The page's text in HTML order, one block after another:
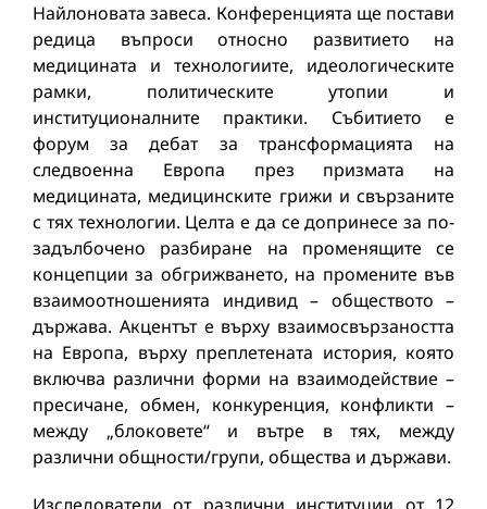
Найлоновата завеса. Конференцията ще постави
редица въпроси относно развитието на
медицината и технологиите, идеологическите
рамки, политическите утопии и
институционалните практики. Събитието е
форум за дебат за трансформацията на
следвоенна Европа през призмата на
медицината, медицинските грижи и свързаните
с тях технологии. Целта е да се допринесе за по-
задълбочено разбиране на променящите се
концепции за обгрижването, на промените във
взаимоотношенията индивид – обществото –
държава. Акцентът е върху взаимосвързаността
на Европа, върху преплетената история, която
включва различни форми на взаимодействие –
пресичане, обмен, конкуренция, конфликти –
между „блоковете“ и вътре в тях, между
различни общности/групи, общества и държави.